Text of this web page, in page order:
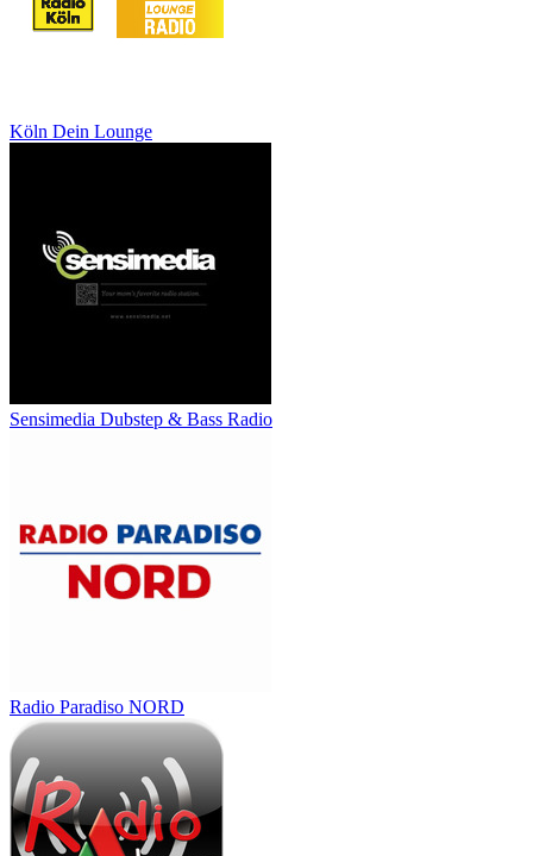
Köln Dein Lounge
Sensimedia Dubstep & Bass Radio
Radio Paradiso NORD